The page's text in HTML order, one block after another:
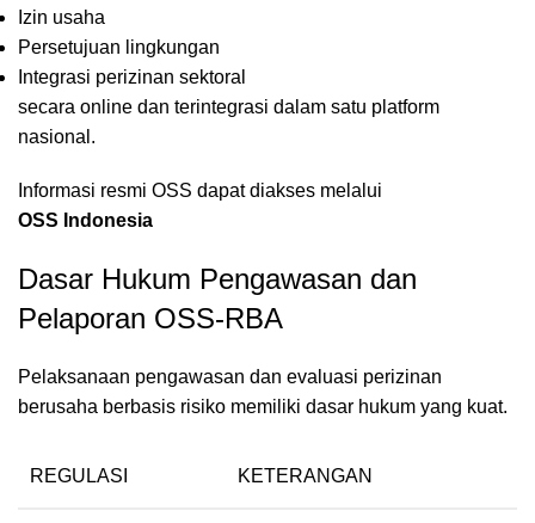
Izin usaha
Persetujuan lingkungan
Integrasi perizinan sektoral
secara online dan terintegrasi dalam satu platform
nasional.
Informasi resmi OSS dapat diakses melalui
OSS Indonesia
Dasar Hukum Pengawasan dan
Pelaporan OSS-RBA
Pelaksanaan pengawasan dan evaluasi perizinan
berusaha berbasis risiko memiliki dasar hukum yang kuat.
REGULASI KETERANGAN